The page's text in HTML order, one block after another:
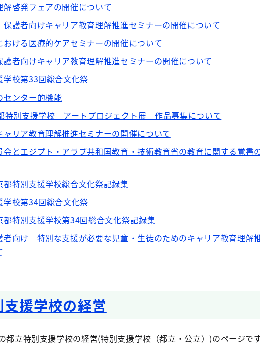
解啓発フェアの開催について
護者向けキャリア教育理解推進セミナーの開催について
おける医療的ケアセミナーの開催について
者向けキャリア教育理解推進セミナーの開催について
学校第33回総合文化祭
センター的機能
別支援学校 アートプロジェクト展 作品募集について
リア教育理解推進セミナーの開催について
会とエジプト・アラブ共和国教育・技術教育省の教育に関する覚書
都特別支援学校総合文化祭記録集
学校第34回総合文化祭
都特別支援学校第34回総合文化祭記録集
者向け 特別な支援が必要な児童・生徒のためのキャリア教育理解
援学校の経営
都立特別支援学校の経営(特別支援学校（都立・公立）)のページです